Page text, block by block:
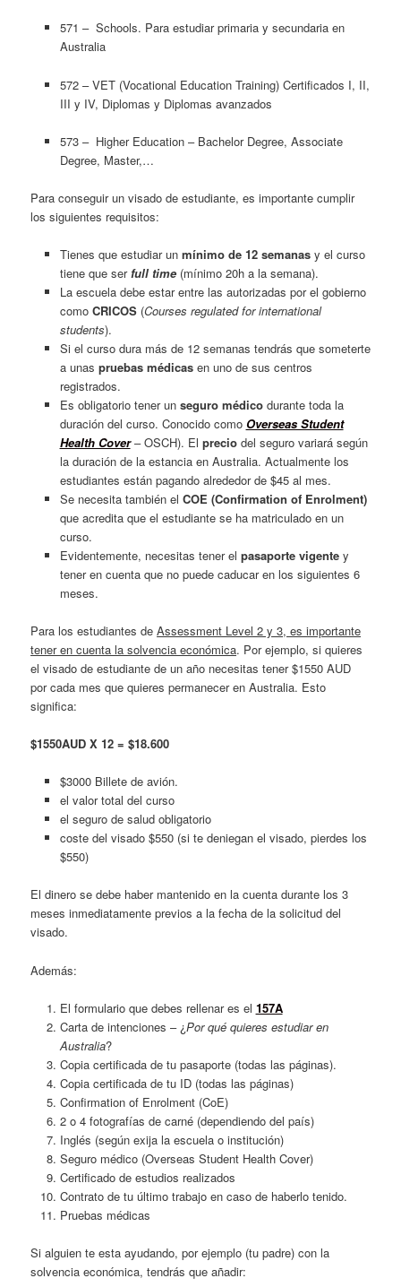
571 – Schools. Para estudiar primaria y secundaria en
Australia
572 – VET (Vocational Education Training) Certificados I, II,
III y IV, Diplomas y Diplomas avanzados
573 – Higher Education – Bachelor Degree, Associate
Degree, Master,…
Para conseguir un visado de estudiante, es importante cumplir
los siguientes requisitos:
Tienes que estudiar un mínimo de 12 semanasy el curso
tiene que serfull time (mínimo 20h a la semana).
La escuela debe estar entre las autorizadas por el gobierno
como CRICOS(Courses regulated for international
students).
Si el curso dura más de 12 semanas tendrás que someterte
a unas pruebas médicasen uno de sus centros
registrados.
Es obligatorio tener un seguro médicodurante toda la
duración del curso. Conocido como Overseas Student
Health Cover– OSCH). El preciodel seguro variará según
la duración de la estancia en Australia. Actualmente los
estudiantes están pagando alrededor de $45 al mes.
Se necesita también el COE (Confirmation of Enrolment)
que acredita que el estudiante se ha matriculado en un
curso.
Evidentemente, necesitas tener el pasaporte vigentey
tener en cuenta que no puede caducar en los siguientes 6
meses.
Para los estudiantes deAssessment Level 2 y 3, es importante
tener en cuenta la solvencia económica. Por ejemplo, si quieres
el visado de estudiante de un año necesitas tener $1550 AUD
por cada mes que quieres permanecer en Australia. Esto
significa:
$1550AUD X 12 = $18.600
$3000 Billete de avión.
el valor total del curso
el seguro de salud obligatorio
coste del visado $550 (si te deniegan el visado, pierdes los
$550)
El dinero se debe haber mantenido en la cuenta durante los 3
meses inmediatamente previos a la fecha de la solicitud del
visado.
Además:
El formulario que debes rellenar es el 157A
Carta de intenciones – ¿Por qué quieres estudiar en
Australia?
Copia certificada de tu pasaporte (todas las páginas).
Copia certificada de tu ID (todas las páginas)
Confirmation of Enrolment (CoE)
2 o 4 fotografías de carné (dependiendo del país)
Inglés (según exija la escuela o institución)
Seguro médico (Overseas Student Health Cover)
Certificado de estudios realizados
Contrato de tu último trabajo en caso de haberlo tenido.
Pruebas médicas
Si alguien te esta ayudando, por ejemplo (tu padre) con la
solvencia económica, tendrás que añadir: